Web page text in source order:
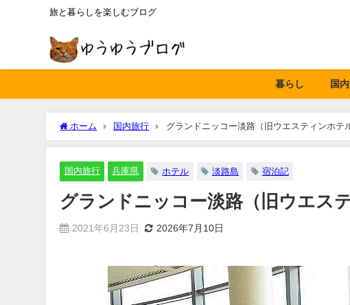
旅と暮らしを楽しむブログ
暮らし 国
ホーム 国内旅行 グランドニッコー淡路（旧ウエスティンホテ
国内旅行 兵庫県 ホテル 淡路島 宿泊記
グランドニッコー淡路（旧ウエス
2021年6月23日 2026年7月10日